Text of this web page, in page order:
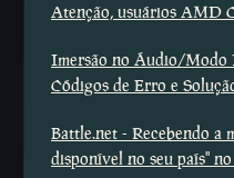
Atenção, usuários AMD
Imersão no Áudio/Modo
Códigos de Erro e
Battle.net - Recebendo a
disponível no seu país''